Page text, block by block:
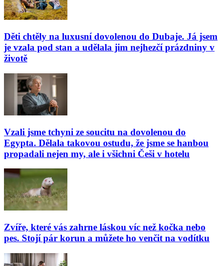
Děti chtěly na luxusní dovolenou do Dubaje. Já jsem
je vzala pod stan a udělala jim nejhezčí prázdniny v
životě
Vzali jsme tchyni ze soucitu na dovolenou do
Egypta. Dělala takovou ostudu, že jsme se hanbou
propadali nejen my, ale i všichni Češi v hotelu
Zvíře, které vás zahrne láskou víc než kočka nebo
pes. Stojí pár korun a můžete ho venčit na vodítku